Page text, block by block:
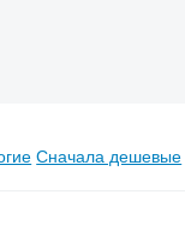
Сначала дешевые